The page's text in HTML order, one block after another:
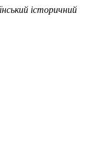
історичний